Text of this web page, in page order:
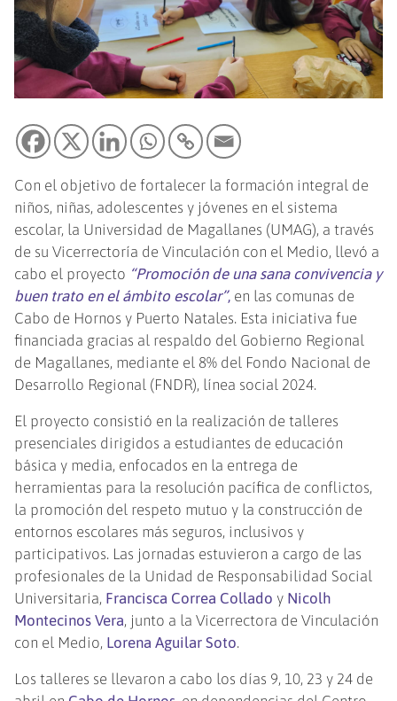
Con el objetivo de fortalecer la formación integral de
niños, niñas, adolescentes y jóvenes en el sistema
escolar, la Universidad de Magallanes (UMAG), a través
de su Vicerrectoría de Vinculación con el Medio, llevó a
cabo el proyecto “Promoción de una sana convivencia y
buen trato en el ámbito escolar”, en las comunas de
Cabo de Hornos y Puerto Natales. Esta iniciativa fue
financiada gracias al respaldo del Gobierno Regional
de Magallanes, mediante el 8% del Fondo Nacional de
Desarrollo Regional (FNDR), línea social 2024.
El proyecto consistió en la realización de talleres
presenciales dirigidos a estudiantes de educación
básica y media, enfocados en la entrega de
herramientas para la resolución pacífica de conflictos,
la promoción del respeto mutuo y la construcción de
entornos escolares más seguros, inclusivos y
participativos. Las jornadas estuvieron a cargo de las
profesionales de la Unidad de Responsabilidad Social
Universitaria, Francisca Correa Colladoy Nicolh
Montecinos Vera, junto a la Vicerrectora de Vinculación
con el Medio, Lorena Aguilar Soto.
Los talleres se llevaron a cabo los días 9, 10, 23 y 24 de